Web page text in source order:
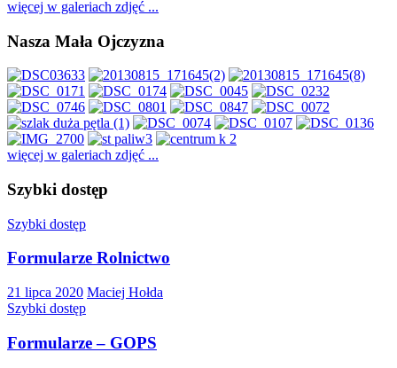
więcej w galeriach zdjęć ...
Nasza Mała Ojczyzna
więcej w galeriach zdjęć ...
Szybki dostęp
Szybki dostęp
Formularze Rolnictwo
21 lipca 2020 Maciej Hołda
Szybki dostęp
Formularze – GOPS